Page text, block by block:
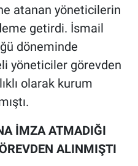
atanan yöneticilerin
getirdi. İsmail
döneminde
yöneticiler görevden
olarak kurum
İMZA ATMADIĞI
ALINMIŞTI